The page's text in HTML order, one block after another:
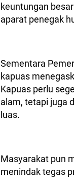
keuntungan
aparat penegak
Sementara
kapuas
Kapuas perlu
alam, tetapi juga
luas.
Masyarakat pun
menindak tegas